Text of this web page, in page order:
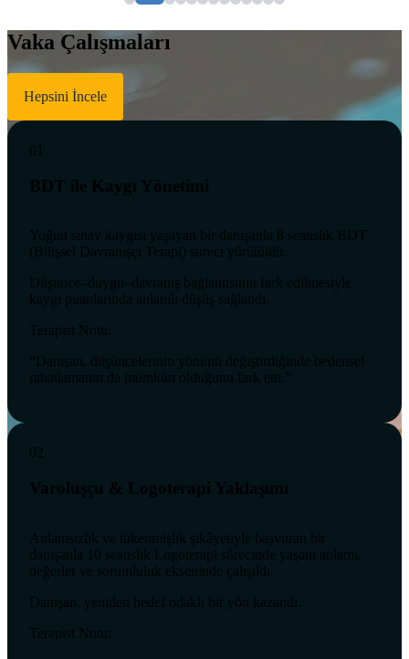
Vaka Çalışmaları
Hepsini İncele
01
BDT ile Kaygı Yönetimi
Yoğun sınav kaygısı yaşayan bir danışanla 8 seanslık BDT
(Bilişsel Davranışçı Terapi) süreci yürütüldü.
Düşünce–duygu–davranış bağlantısının fark edilmesiyle
kaygı puanlarında anlamlı düşüş sağlandı.
Terapist Notu:
“Danışan, düşüncelerinin yönünü değiştirdiğinde bedensel
rahatlamanın da mümkün olduğunu fark etti.”
02
Varoluşçu & Logoterapi Yaklaşımı
Anlamsızlık ve tükenmişlik şikâyetiyle başvuran bir
danışanla 10 seanslık Logoterapi sürecinde yaşam anlamı,
değerler ve sorumluluk ekseninde çalışıldı.
Danışan, yeniden hedef odaklı bir yön kazandı.
Terapist Notu: